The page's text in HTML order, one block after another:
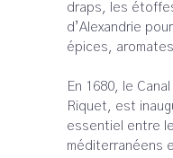
draps, les
d’Alexandrie
épices,
En 1680, le
Riquet, est
essentiel entre
méditerranéens